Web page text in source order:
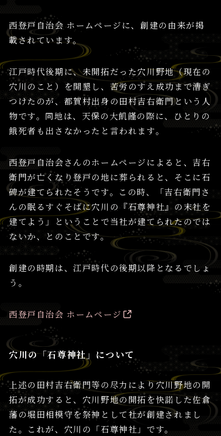
西登戸自治会 ホームページに、創建の由来が掲
載されています。
江戸時代後期に、未開拓だった穴川野地（現在の
穴川のこと）を開墾し、苦労のすえ成功まで漕ぎ
つけたのが、都賀村出身の田村吉右衛門という人
物です。同地は、天保の大飢饉の際に、ひとりの
餓死者も出さなかったと言われます。
西登戸自治会さんのホームページによると、吉右
衛門が亡くなり登戸の地に葬られると、そこに石
碑が建てられたそうです。この時、「吉右衛門さ
んの眠るすぐそばに穴川の『石尊神社』の末社を
建てよう」ということで当社が建てられたのでは
ないか、とのことです。
創建の時期は、江戸時代の後期以降となるでしょ
う。
西登戸自治会 ホームページ
穴川の「石尊神社」について
上述の田村吉右衛門等の尽力により穴川野地の開
拓が成功すると、穴川野地の開拓を快諾した佐倉
藩の堀田相模守を祭神として社が創建されまし
た。これが、穴川の「石尊神社」です。